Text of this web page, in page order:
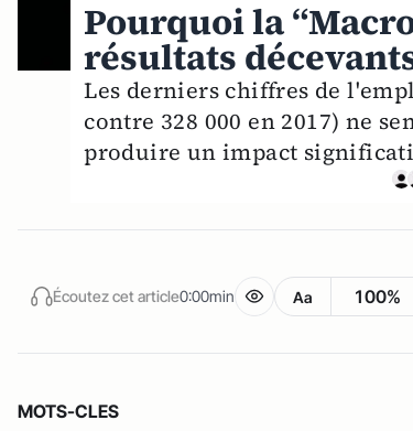
Pourquoi la
résultats
Les derniers chiffres de
contre 328 000 en 2017) ne
produire un impact
Écoutez cet article0:00min Aa 100%
MOTS-CLES